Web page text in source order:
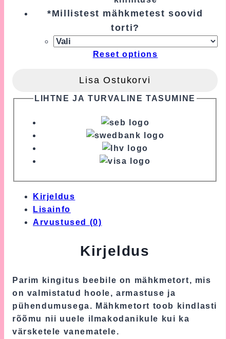
*Millistest mähkmetest soovid
torti?
Reset options
Lisa Ostukorvi
LIHTNE JA TURVALINE TASUMINE
Kirjeldus
Lisainfo
Arvustused (0)
Kirjeldus
Parim kingitus beebile on mähkmetort, mis
on valmistatud hoole, armastuse ja
pühendumusega. Mähkmetort toob kindlasti
rõõmu nii uuele ilmakodanikule kui ka
värsketele vanematele.